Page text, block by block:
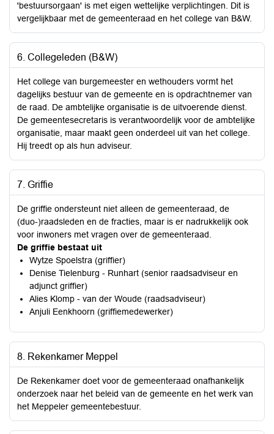
'bestuursorgaan' is met eigen wettelijke verplichtingen. Dit is
vergelijkbaar met de gemeenteraad en het college van B&W.
6. Collegeleden (B&W)
Het college van burgemeester en wethouders vormt het
dagelijks bestuur van de gemeente en is opdrachtnemer van
de raad. De ambtelijke organisatie is de uitvoerende dienst.
De gemeentesecretaris is verantwoordelijk voor de ambtelijke
organisatie, maar maakt geen onderdeel uit van het college.
Hij treedt op als hun adviseur.
7. Griffie
De griffie ondersteunt niet alleen de gemeenteraad, de
(duo-)raadsleden en de fracties, maar is er nadrukkelijk ook
voor inwoners met vragen over de gemeenteraad.
De griffie bestaat uit
Wytze Spoelstra (griffier)
Denise Tielenburg - Runhart (senior raadsadviseur en
adjunct griffier)
Alies Klomp - van der Woude (raadsadviseur)
Anjuli Eenkhoorn (griffiemedewerker)
8. Rekenkamer Meppel
De Rekenkamer doet voor de gemeenteraad onafhankelijk
onderzoek naar het beleid van de gemeente en het werk van
het Meppeler gemeentebestuur.